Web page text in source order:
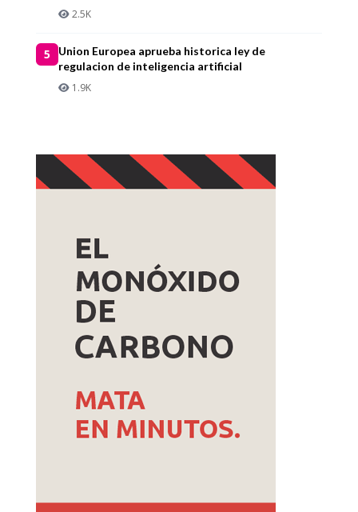
2.5K
5
Union Europea aprueba historica ley de
regulacion de inteligencia artificial
1.9K